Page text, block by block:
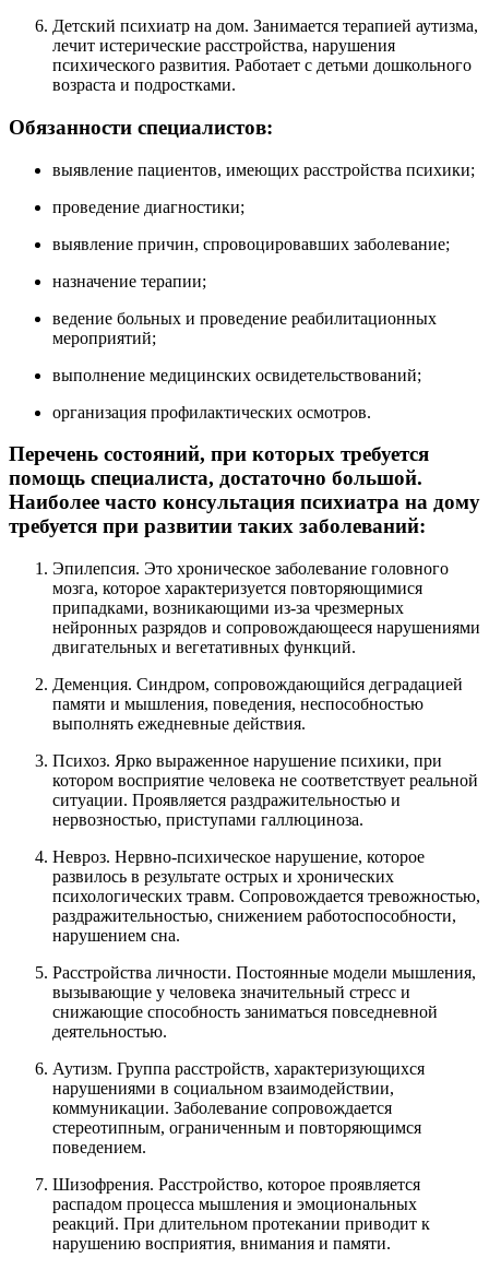
Детский психиатр на дом. Занимается терапией аутизма,
лечит истерические расстройства, нарушения
психического развития. Работает с детьми дошкольного
возраста и подростками.
Обязанности специалистов:
выявление пациентов, имеющих расстройства психики;
проведение диагностики;
выявление причин, спровоцировавших заболевание;
назначение терапии;
ведение больных и проведение реабилитационных
мероприятий;
выполнение медицинских освидетельствований;
организация профилактических осмотров.
Перечень состояний, при которых требуется
помощь специалиста, достаточно большой.
Наиболее часто консультация психиатра на дому
требуется при развитии таких заболеваний:
Эпилепсия. Это хроническое заболевание головного
мозга, которое характеризуется повторяющимися
припадками, возникающими из-за чрезмерных
нейронных разрядов и сопровождающееся нарушениями
двигательных и вегетативных функций.
Деменция. Синдром, сопровождающийся деградацией
памяти и мышления, поведения, неспособностью
выполнять ежедневные действия.
Психоз. Ярко выраженное нарушение психики, при
котором восприятие человека не соответствует реальной
ситуации. Проявляется раздражительностью и
нервозностью, приступами галлюциноза.
Невроз. Нервно-психическое нарушение, которое
развилось в результате острых и хронических
психологических травм. Сопровождается тревожностью,
раздражительностью, снижением работоспособности,
нарушением сна.
Расстройства личности. Постоянные модели мышления,
вызывающие у человека значительный стресс и
снижающие способность заниматься повседневной
деятельностью.
Аутизм. Группа расстройств, характеризующихся
нарушениями в социальном взаимодействии,
коммуникации. Заболевание сопровождается
стереотипным, ограниченным и повторяющимся
поведением.
Шизофрения. Расстройство, которое проявляется
распадом процесса мышления и эмоциональных
реакций. При длительном протекании приводит к
нарушению восприятия, внимания и памяти.